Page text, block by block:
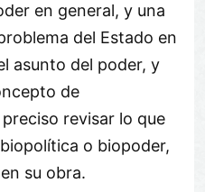
en general, y una
del Estado en
asunto del poder, y
de
revisar lo que
o biopoder,
su obra.